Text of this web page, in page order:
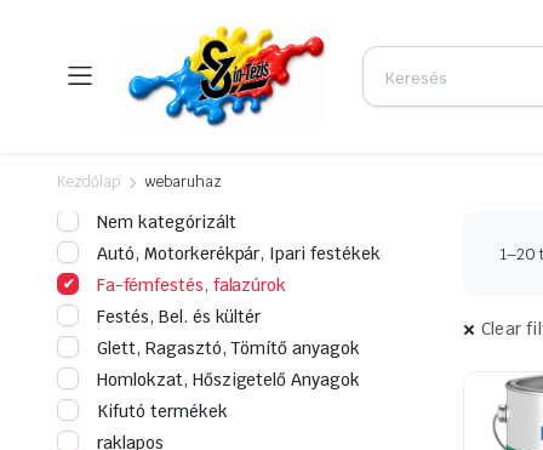
Kezdőlap webaruhaz
1–20
Clear
Nem kategórizált
Autó, Motorkerékpár, Ipari festékek
Fa-fémfestés, falazúrok
Festés, Bel. és kültér
Glett, Ragasztó, Tömítő anyagok
Homlokzat, Hőszigetelő Anyagok
Kifutó termékek
raklapos